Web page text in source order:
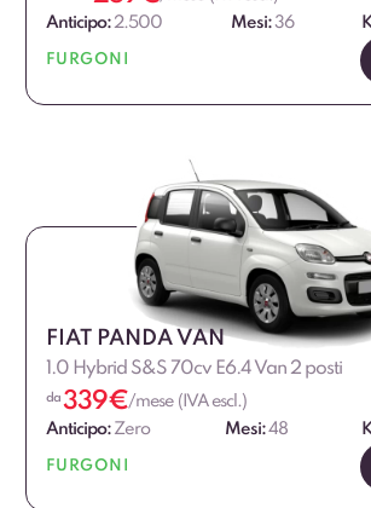
Anticipo:2.500 Mesi:36
FURGONI
FIAT PANDA VAN
1.0 Hybrid S&S 70cv E6.4 Van 2 posti
da 339€/mese (IVA escl.)
Anticipo: Zero Mesi:48
FURGONI